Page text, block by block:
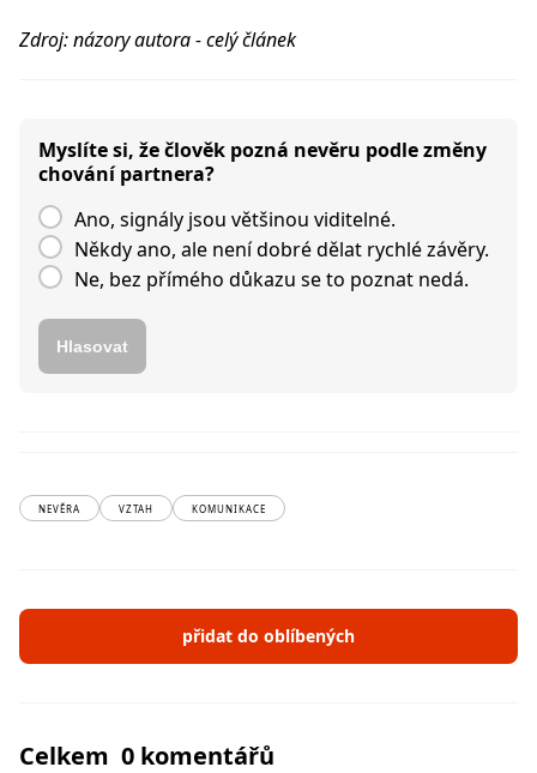
Zdroj: názory autora - celý článek
Myslíte si, že člověk pozná nevěru podle změny
chování partnera?
Ano, signály jsou většinou viditelné.
Někdy ano, ale není dobré dělat rychlé závěry.
Ne, bez přímého důkazu se to poznat nedá.
Hlasovat
NEVĚRA VZTAH KOMUNIKACE
přidat do oblíbených
Celkem 0 komentářů